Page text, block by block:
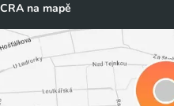
CRA na mapě